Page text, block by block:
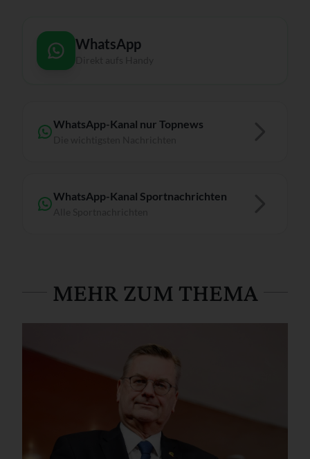
WhatsApp
WhatsApp-Kanal nur Topnews
WhatsApp-Kanal Sportnachrichten
MEHR ZUM THEMA